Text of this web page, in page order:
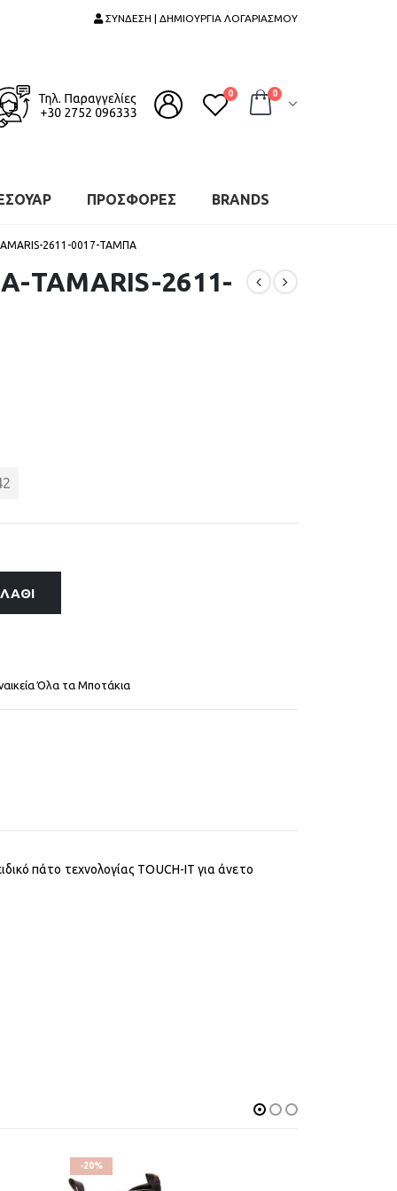
ΣΥΝΔΕΣΗ | ΔΗΜΙΟΥΡΓΙΑ ΛΟΓΑΡΙΑΣΜΟΥ
0 0
ΠΡΟΣΦΟΡΕΣ BRANDS
2611-0017-ΤΑΜΠΑ
TAMARIS-2611-
Όλα τα Μποτάκια
πάτο τεχνολογίας TOUCH-IT για άνετο
-20%